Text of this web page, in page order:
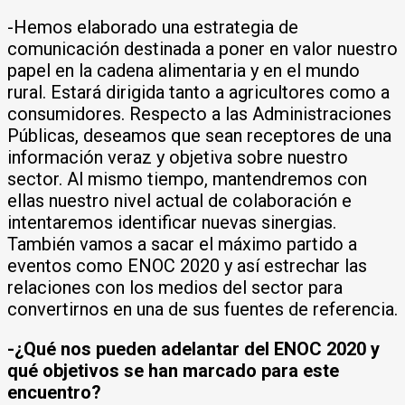
-Hemos elaborado una estrategia de
comunicación destinada a poner en valor nuestro
papel en la cadena alimentaria y en el mundo
rural. Estará dirigida tanto a agricultores como a
consumidores. Respecto a las Administraciones
Públicas, deseamos que sean receptores de una
información veraz y objetiva sobre nuestro
sector. Al mismo tiempo, mantendremos con
ellas nuestro nivel actual de colaboración e
intentaremos identificar nuevas sinergias.
También vamos a sacar el máximo partido a
eventos como ENOC 2020 y así estrechar las
relaciones con los medios del sector para
convertirnos en una de sus fuentes de referencia.
-¿Qué nos pueden adelantar del ENOC 2020 y
qué objetivos se han marcado para este
encuentro?